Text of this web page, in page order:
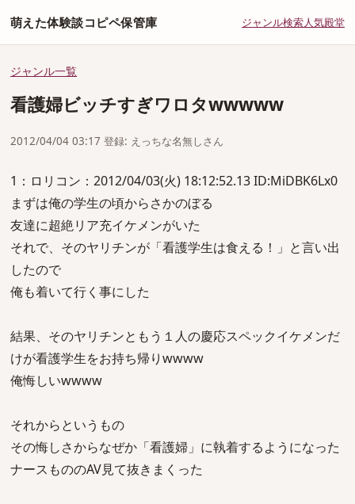
萌えた体験談コピペ保管庫 ジャンル検索人気殿堂
ジャンル一覧
看護婦ビッチすぎワロタwwwww
2012/04/04 03:17 登録: えっちな名無しさん
1：ロリコン：2012/04/03(火) 18:12:52.13 ID:MiDBK6Lx0
まずは俺の学生の頃からさかのぼる
友達に超絶リア充イケメンがいた
それで、そのヤリチンが「看護学生は食える！」と言い出
したので
俺も着いて行く事にした
結果、そのヤリチンともう１人の慶応スペックイケメンだ
けが看護学生をお持ち帰りwwww
俺悔しいwwww
それからというもの
その悔しさからなぜか「看護婦」に執着するようになった
ナースもののAV見て抜きまくった